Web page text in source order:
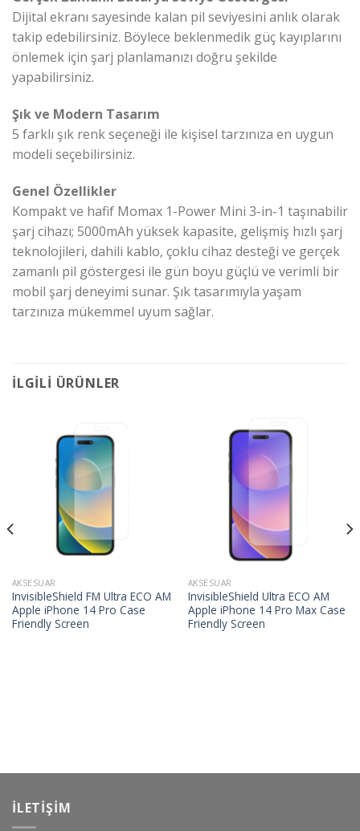
Dijital ekranı sayesinde kalan pil seviyesini anlık olarak
takip edebilirsiniz. Böylece beklenmedik güç kayıplarını
önlemek için şarj planlamanızı doğru şekilde
yapabilirsiniz.
Şık ve Modern Tasarım
5 farklı şık renk seçeneği ile kişisel tarzınıza en uygun
modeli seçebilirsiniz.
Genel Özellikler
Kompakt ve hafif Momax 1-Power Mini 3-in-1 taşınabilir
şarj cihazı; 5000mAh yüksek kapasite, gelişmiş hızlı şarj
teknolojileri, dahili kablo, çoklu cihaz desteği ve gerçek
zamanlı pil göstergesi ile gün boyu güçlü ve verimli bir
mobil şarj deneyimi sunar. Şık tasarımıyla yaşam
tarzınıza mükemmel uyum sağlar.
İLGILI ÜRÜNLER
AKSESUAR
InvisibleShield FM Ultra ECO AM
Apple iPhone 14 Pro Case
Friendly Screen
AKSESUAR
InvisibleShield Ultra ECO AM
Apple iPhone 14 Pro Max Case
Friendly Screen
İLETIŞIM